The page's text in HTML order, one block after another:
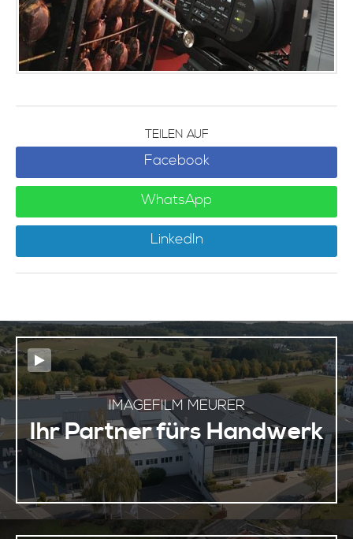
TEILEN AUF
Facebook
WhatsApp
LinkedIn
IMAGEFILM MEURER
Ihr Partner fürs Handwerk